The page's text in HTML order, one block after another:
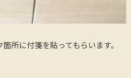
所に付箋を貼ってもらいます。